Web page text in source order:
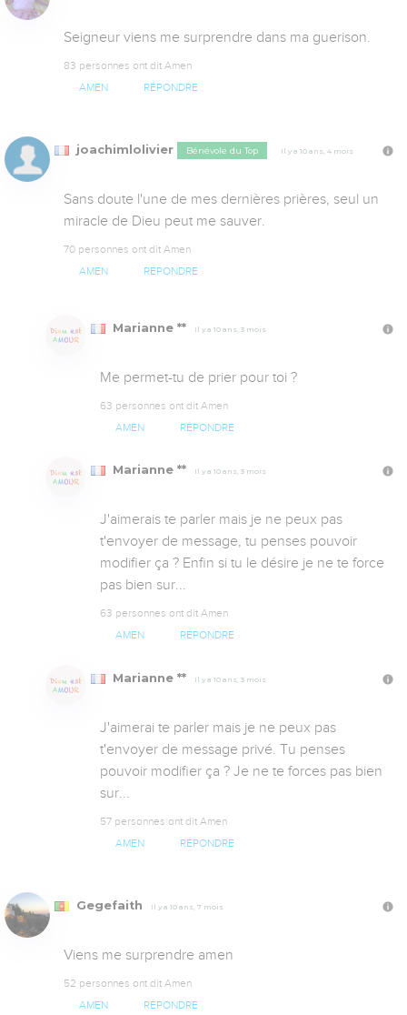
Seigneur viens me surprendre dans ma guerison.
83 personnes ont dit Amen
AMEN RÉPONDRE
joachimlolivier Bénévole du Top Il y a 10 ans, 4 mois
Sans doute l'une de mes dernières prières, seul un
miracle de Dieu peut me sauver.
70 personnes ont dit Amen
AMEN RÉPONDRE
Marianne ** Il y a 10 ans, 3 mois
Me permet-tu de prier pour toi ?
63 personnes ont dit Amen
AMEN RÉPONDRE
Marianne ** Il y a 10 ans, 3 mois
J'aimerais te parler mais je ne peux pas
t'envoyer de message, tu penses pouvoir
modifier ça ? Enfin si tu le désire je ne te force
pas bien sur...
63 personnes ont dit Amen
AMEN RÉPONDRE
Marianne ** Il y a 10 ans, 3 mois
J'aimerai te parler mais je ne peux pas
t'envoyer de message privé. Tu penses
pouvoir modifier ça ? Je ne te forces pas bien
sur...
57 personnes ont dit Amen
AMEN RÉPONDRE
Gegefaith Il y a 10 ans, 7 mois
Viens me surprendre amen
52 personnes ont dit Amen
AMEN RÉPONDRE